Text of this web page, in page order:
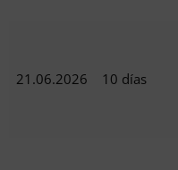
21.06.2026 10 días